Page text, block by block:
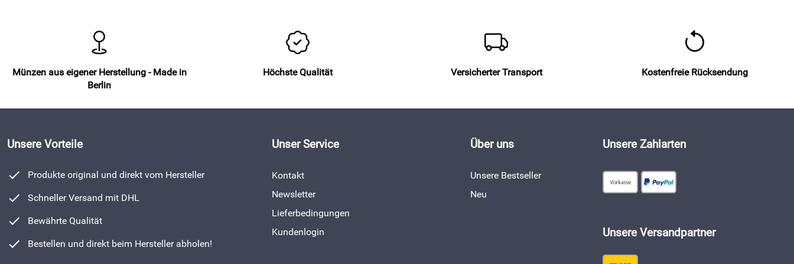
Münzen aus eigener Herstellung - Made in
Berlin
Höchste Qualität Versicherter Transport Kostenfreie Rücksendung
Unsere Vorteile
Produkte original und direkt vom Hersteller
Schneller Versand mit DHL
Bewährte Qualität
Bestellen und direkt beim Hersteller abholen!
Unser Service
Kontakt
Newsletter
Lieferbedingungen
Kundenlogin
Über uns
Unsere Bestseller
Neu
Unsere Zahlarten
Unsere Versandpartner